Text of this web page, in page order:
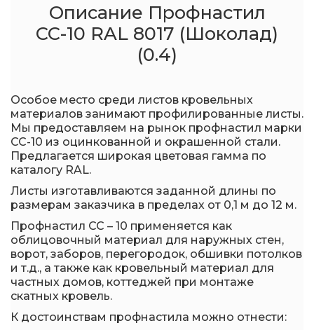
Описание Профнастил
СС-10 RAL 8017 (Шоколад)
(0.4)
Особое место среди листов кровельных
материалов занимают профилированные листы.
Мы предоставляем на рынок профнастил марки
СС-10 из оцинкованной и окрашенной стали.
Предлагается широкая цветовая гамма по
каталогу RAL.
Листы изготавливаются заданной длины по
размерам заказчика в пределах от 0,1 м до 12 м.
Профнастил СС – 10 применяется как
облицовочный материал для наружных стен,
ворот, заборов, перегородок, обшивки потолков
и т.д., а также как кровельный материал для
частных домов, коттеджей при монтаже
скатных кровель.
К достоинствам профнастила можно отнести: